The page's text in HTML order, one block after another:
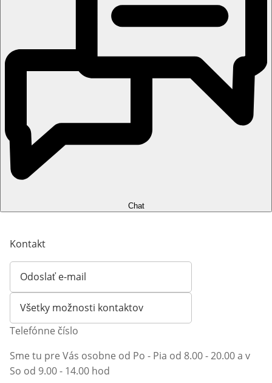
Chat
Kontakt
Odoslať e-mail
Otvorí e-mailového klienta
Všetky možnosti kontaktov
Telefónne číslo
Sme tu pre Vás osobne od Po - Pia od 8.00 - 20.00 a v
So od 9.00 - 14.00 hod